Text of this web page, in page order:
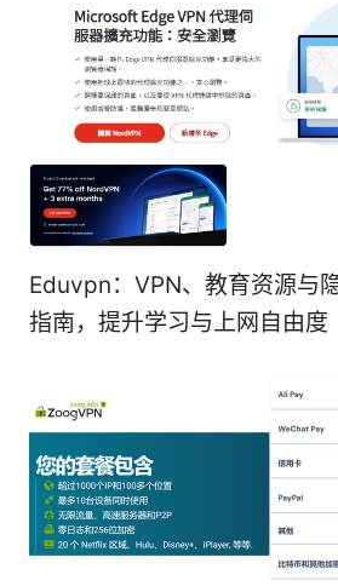
Eduvpn：VPN、教育资源与
指南，提升学习与上网自由度